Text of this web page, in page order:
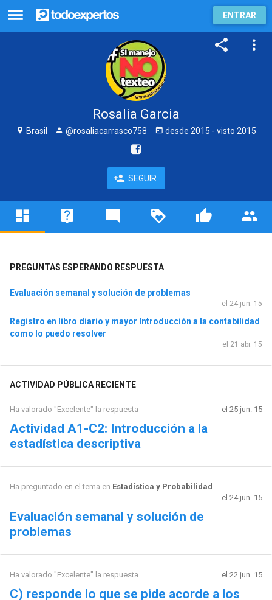
ENTRAR
Rosalia Garcia
Brasil @rosaliacarrasco758 desde 2015 - visto 2015
SEGUIR
PREGUNTAS ESPERANDO RESPUESTA
Evaluación semanal y solución de problemas
el 24 jun. 15
Registro en libro diario y mayor Introducción a la contabilidad
como lo puedo resolver
el 21 abr. 15
ACTIVIDAD PÚBLICA RECIENTE
Ha valorado "Excelente" la respuesta el 25 jun. 15
Actividad A1-C2: Introducción a la
estadística descriptiva
Ha preguntado en el tema en Estadística y Probabilidad
el 24 jun. 15
Evaluación semanal y solución de
problemas
Ha valorado "Excelente" la respuesta el 22 jun. 15
C) responde lo que se pide acorde a los